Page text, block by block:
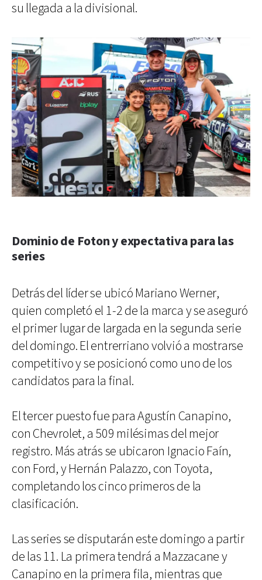
su llegada a la divisional.
Dominio de Foton y expectativa para las
series
Detrás del líder se ubicó Mariano Werner,
quien completó el 1-2 de la marca y se aseguró
el primer lugar de largada en la segunda serie
del domingo. El entrerriano volvió a mostrarse
competitivo y se posicionó como uno de los
candidatos para la final.
El tercer puesto fue para Agustín Canapino,
con Chevrolet, a 509 milésimas del mejor
registro. Más atrás se ubicaron Ignacio Faín,
con Ford, y Hernán Palazzo, con Toyota,
completando los cinco primeros de la
clasificación.
Las series se disputarán este domingo a partir
de las 11. La primera tendrá a Mazzacane y
Canapino en la primera fila, mientras que